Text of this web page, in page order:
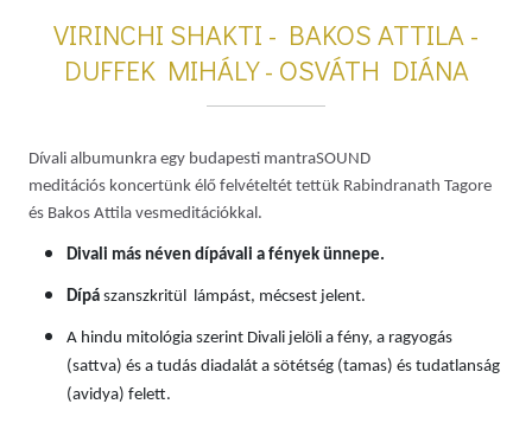
VIRINCHI SHAKTI - BAKOS ATTILA -
DUFFEK MIHÁLY - OSVÁTH DIÁNA
Dívali albumunkra egy budapesti mantraSOUND
meditációs koncertünk élő felvételtét tettük Rabindranath Tagore
és Bakos Attila vesmeditációkkal.
Divali más néven dípávali a fények ünnepe.
Dípá szanszkritül lámpást, mécsest jelent.
A hindu mitológia szerint Divali jelöli a fény, a ragyogás
(sattva) és a tudás diadalát a sötétség (tamas) és tudatlanság
(avidya) felett.